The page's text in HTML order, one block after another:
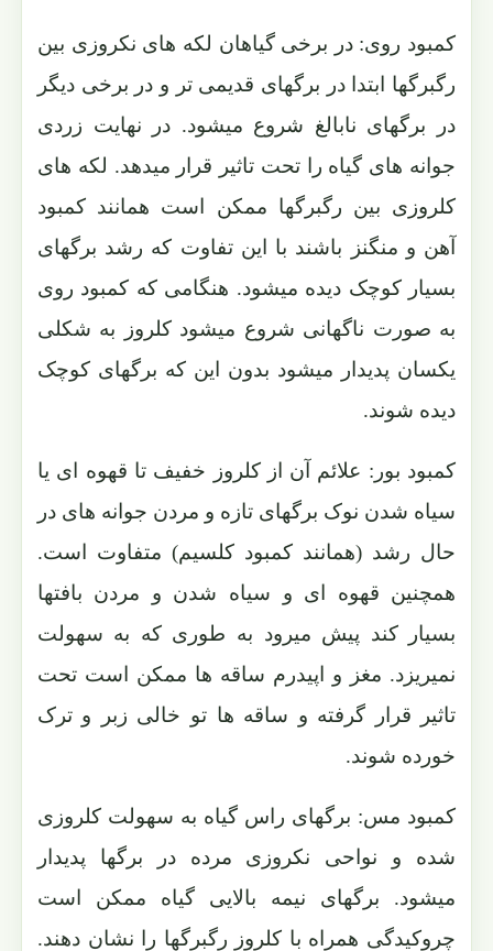
کمبود روی: در برخی گیاهان لکه های نکروزی بین
رگبرگها ابتدا در برگهای قدیمی تر و در برخی دیگر
در برگهای نابالغ شروع میشود. در نهایت زردی
جوانه های گیاه را تحت تاثیر قرار میدهد. لکه های
کلروزی بین رگبرگها ممکن است همانند کمبود
آهن و منگنز باشند با این تفاوت که رشد برگهای
بسیار کوچک دیده میشود. هنگامی که کمبود روی
به صورت ناگهانی شروع میشود کلروز به شکلی
یکسان پدیدار میشود بدون این که برگهای کوچک
دیده شوند.
کمبود بور: علائم آن از کلروز خفیف تا قهوه ای یا
سیاه شدن نوک برگهای تازه و مردن جوانه های در
حال رشد (همانند کمبود کلسیم) متفاوت است.
همچنین قهوه ای و سیاه شدن و مردن بافتها
بسیار کند پیش میرود به طوری که به سهولت
نمیریزد. مغز و اپیدرم ساقه ها ممکن است تحت
تاثیر قرار گرفته و ساقه ها تو خالی زبر و ترک
خورده شوند.
کمبود مس: برگهای راس گیاه به سهولت کلروزی
شده و نواحی نکروزی مرده در برگها پدیدار
میشود. برگهای نیمه بالایی گیاه ممکن است
چروکیدگی همراه با کلروز رگبرگها را نشان دهند.